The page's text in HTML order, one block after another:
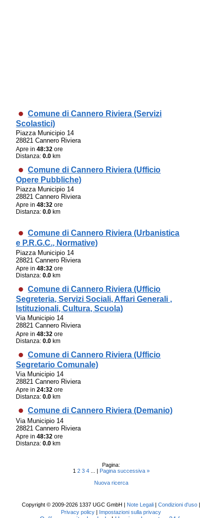
Comune di Cannero Riviera (Servizi
Scolastici)
Piazza Municipio 14
28821 Cannero Riviera
Apre in48:32 ore
Distanza:0.0 km
Comune di Cannero Riviera (Ufficio
Opere Pubbliche)
Piazza Municipio 14
28821 Cannero Riviera
Apre in48:32 ore
Distanza:0.0 km
Comune di Cannero Riviera (Urbanistica
e P.R.G.C., Normative)
Piazza Municipio 14
28821 Cannero Riviera
Apre in48:32 ore
Distanza:0.0 km
Comune di Cannero Riviera (Ufficio
Segreteria, Servizi Sociali, Affari Generali ,
Istituzionali, Cultura, Scuola)
Via Municipio 14
28821 Cannero Riviera
Apre in48:32 ore
Distanza:0.0 km
Comune di Cannero Riviera (Ufficio
Segretario Comunale)
Via Municipio 14
28821 Cannero Riviera
Apre in24:32 ore
Distanza:0.0 km
Comune di Cannero Riviera (Demanio)
Via Municipio 14
28821 Cannero Riviera
Apre in48:32 ore
Distanza:0.0 km
Pagina:
1 2 3 4 ... | Pagina successiva »
Nuova ricerca
Copyright © 2009-2026 1337 UGC GmbH | Note Legali| Condizioni d'uso|
Privacy policy| Impostazioni sulla privacy